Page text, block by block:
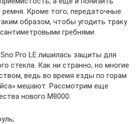
ремня. Кроме того, передаточные
образом, чтобы угодить траку
гребнями.
Pro LE лишилась защиты для
стекла. Как ни странно, но многие
ведь во время езды по горам
мешают. Рассмотрим еще
нового М8000: